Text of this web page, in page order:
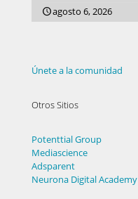
agosto 6, 2026
Únete a la comunidad
Otros Sitios
Potenttial Group
Mediascience
Adsparent
Neurona Digital Academy